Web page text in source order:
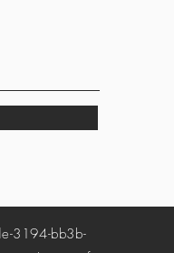
3194-bb3b-